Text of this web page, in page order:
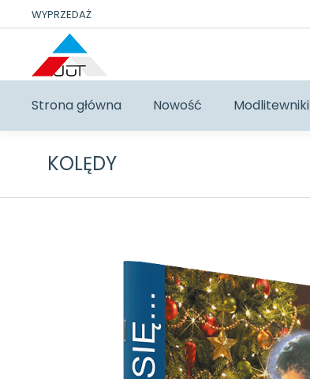
WYPRZEDAŻ
Strona główna Nowość Modlitewniki
KOLĘDY